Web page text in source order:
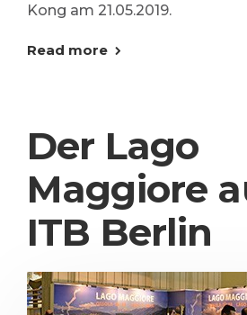
Kong am 21.05.2019.
Read more
Der Lago
Maggiore
ITB Berlin